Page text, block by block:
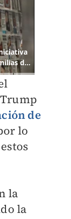
de
lo
la
la